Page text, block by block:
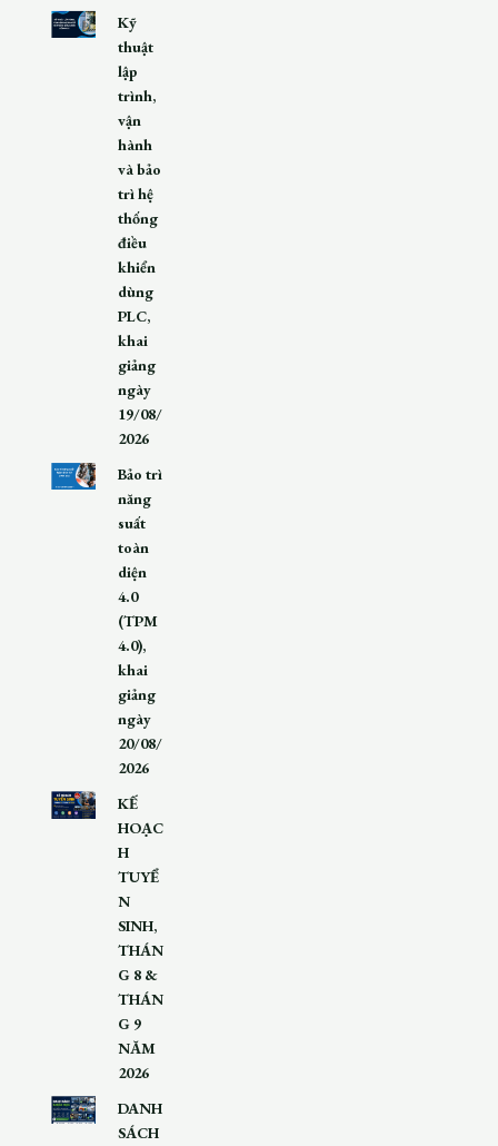
Kỹ
thuật
lập
trình,
vận
hành
và bảo
trì hệ
thống
điều
khiển
dùng
PLC,
khai
giảng
ngày
19/08/
2026
Bảo trì
năng
suất
toàn
diện
4.0
(TPM
4.0),
khai
giảng
ngày
20/08/
2026
KẾ
HOẠC
H
TUYỂ
N
SINH,
THÁN
G 8 &
THÁN
G 9
NĂM
2026
DANH
SÁCH